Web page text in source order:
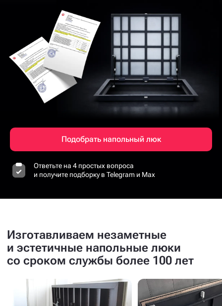
Подобрать напольный люк
Ответьте на 4 простых вопроса
и получите подборку в Telegram и Max
Изготавливаем незаметные
и эстетичные напольные люки
со сроком службы более 100 лет